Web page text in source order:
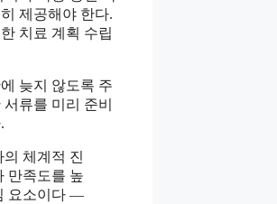
제공해야 한다.
치료 계획 수립
늦지 않도록 주
류를 미리 준비
체계적 진
만족도를 높
요소이다 —